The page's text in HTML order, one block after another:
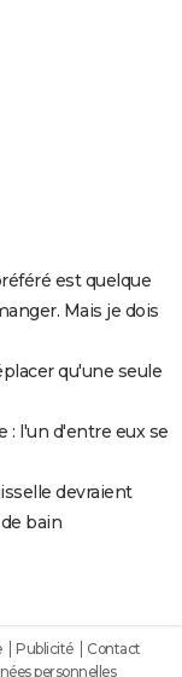
est quelque
Mais je dois
qu'une seule
: l'un d'entre eux se
devraient
bain
Publicité
Contact
personnelles